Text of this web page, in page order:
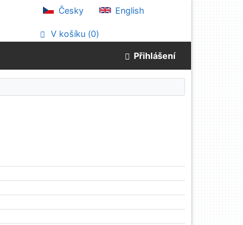
Česky English
V košíku (0)
Přihlášení